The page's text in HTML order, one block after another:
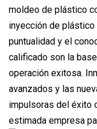
moldeo de plástico
inyección de
puntualidad y el
calificado son la
operación exitosa.
avanzados y las
impulsoras del éxito
estimada empresa